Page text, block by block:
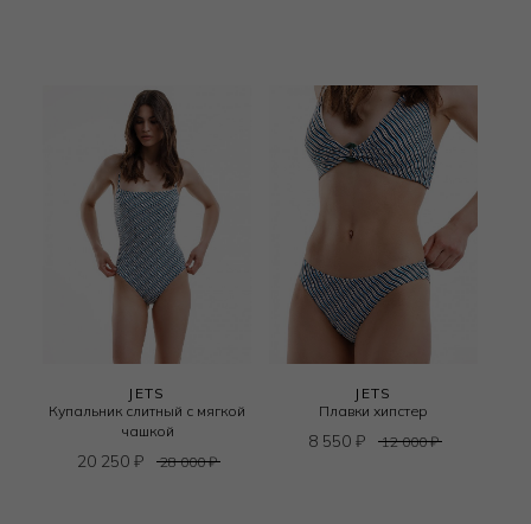
JETS
Купальник слитный с мягкой
чашкой
20 250 ₽ 28 000₽
JETS
Плавки хипстер
8 550 ₽ 12 000₽